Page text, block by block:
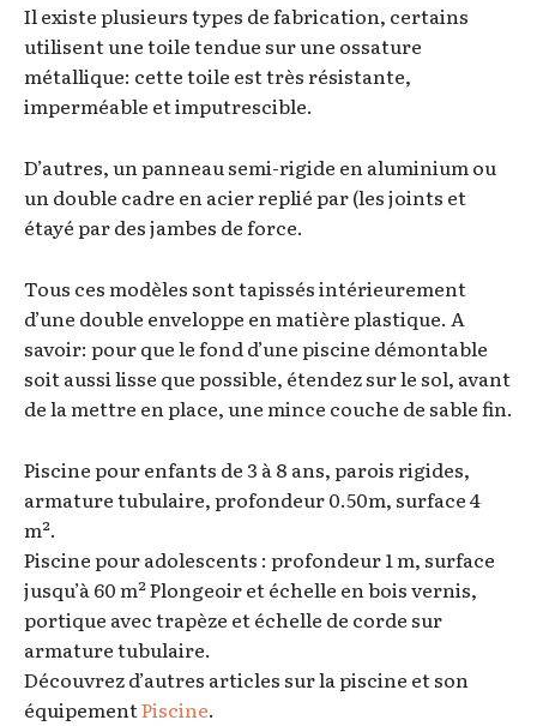
Il existe plusieurs types de fabrication, certains
utilisent une toile tendue sur une ossature
métallique: cette toile est très résistante,
imperméable et imputrescible.
D’autres, un panneau semi-rigide en aluminium ou
un double cadre en acier replié par (les joints et
étayé par des jambes de force.
Tous ces modèles sont tapissés intérieurement
d’une double enveloppe en matière plastique. A
savoir: pour que le fond d’une piscine démontable
soit aussi lisse que possible, étendez sur le sol, avant
de la mettre en place, une mince couche de sable fin.
Piscine pour enfants de 3 à 8 ans, parois rigides,
armature tubulaire, profondeur 0.50m, surface 4
m².
Piscine pour adolescents : profondeur 1 m, surface
jusqu’à 60 m² Plongeoir et échelle en bois vernis,
portique avec trapèze et échelle de corde sur
armature tubulaire.
Découvrez d’autres articles sur la piscine et son
équipementPiscine.